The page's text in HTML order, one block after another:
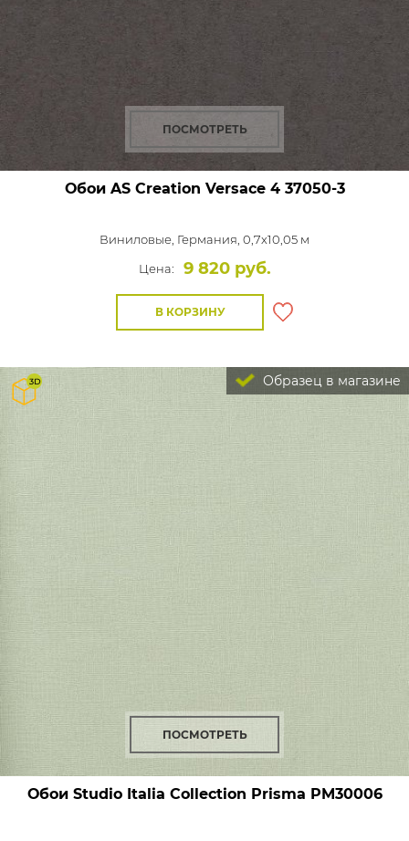
ПОСМОТРЕТЬ
Обои AS Creation Versace 437050-3
Виниловые, Германия, 0,7x10,05 м
Цена:
9 820 руб.
В КОРЗИНУ
Образец в магазине
ПОСМОТРЕТЬ
Обои Studio Italia Collection Prisma PM30006